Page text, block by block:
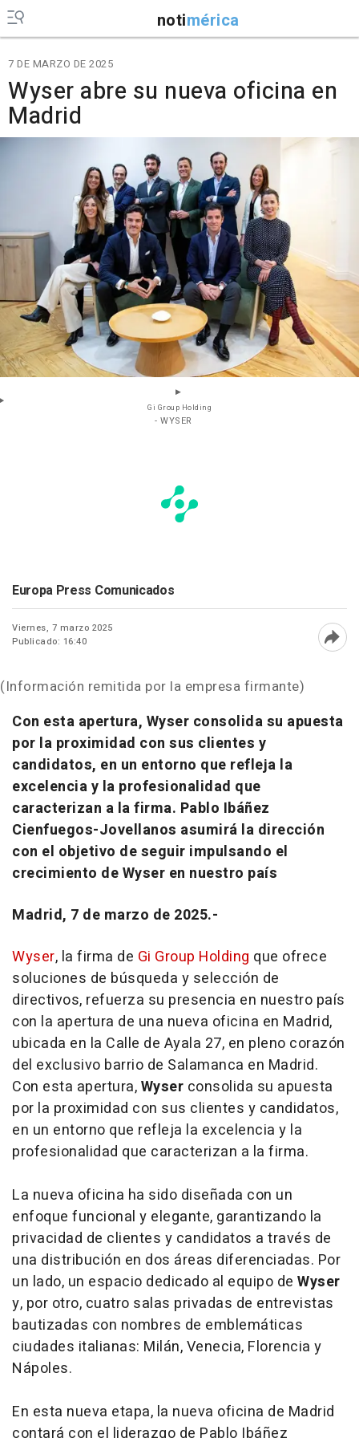
notimérica
7 DE MARZO DE 2025
Wyser abre su nueva oficina en
Madrid
Gi Group Holding
- WYSER
Europa Press Comunicados
Viernes, 7 marzo 2025
Publicado: 16:40
(Información remitida por la empresa firmante)
Con esta apertura, Wyser consolida su apuesta
por la proximidad con sus clientes y
candidatos, en un entorno que refleja la
excelencia y la profesionalidad que
caracterizan a la firma. Pablo Ibáñez
Cienfuegos-Jovellanos asumirá la dirección
con el objetivo de seguir impulsando el
crecimiento de Wyser en nuestro país
Madrid, 7 de marzo de 2025.-
Wyser, la firma de Gi Group Holding que ofrece
soluciones de búsqueda y selección de
directivos, refuerza su presencia en nuestro país
con la apertura de una nueva oficina en Madrid,
ubicada en la Calle de Ayala 27, en pleno corazón
del exclusivo barrio de Salamanca en Madrid.
Con esta apertura,Wyser consolida su apuesta
por la proximidad con sus clientes y candidatos,
en un entorno que refleja la excelencia y la
profesionalidad que caracterizan a la firma.
La nueva oficina ha sido diseñada con un
enfoque funcional y elegante, garantizando la
privacidad de clientes y candidatos a través de
una distribución en dos áreas diferenciadas. Por
un lado, un espacio dedicado al equipo de Wyser
y, por otro, cuatro salas privadas de entrevistas
bautizadas con nombres de emblemáticas
ciudades italianas: Milán, Venecia, Florencia y
Nápoles.
En esta nueva etapa, la nueva oficina de Madrid